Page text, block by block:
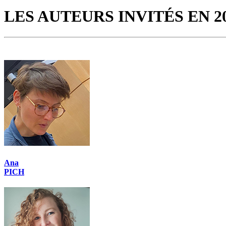
LES AUTEURS INVITÉS EN
Ana
PICH